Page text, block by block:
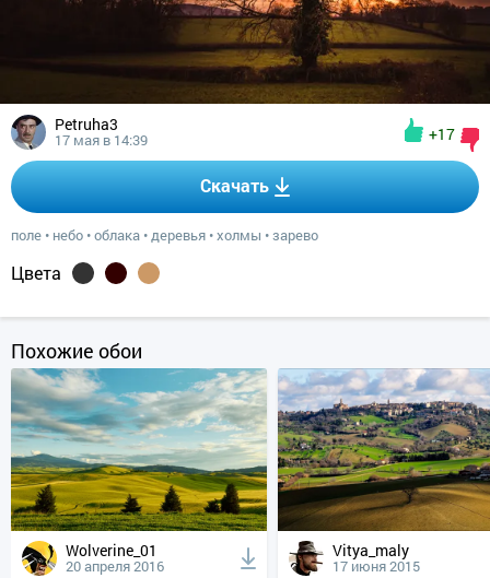
Petruha3
17 мая в 14:39 +17
Скачать
поле • небо •облака •деревья •холмы •зарево
Цвета
Похожие обои
Wolverine_01
20 апреля 2016
Vitya_maly
17 июня 2015